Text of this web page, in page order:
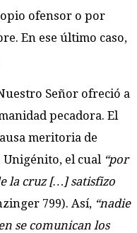
ofensor o por
En ese último caso,
Señor ofreció a
pecadora. El
meritoria de
el cual “por
la cruz […] satisfizo
799). Así, “nadie
se comunican los